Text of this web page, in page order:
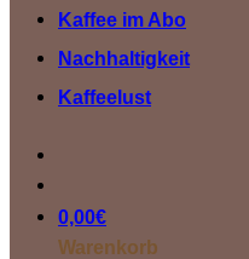
Kaffee im Abo
Nachhaltigkeit
Kaffeelust
0,00€
Warenkorb